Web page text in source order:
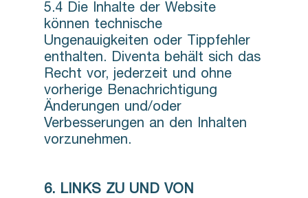
5.4 Die Inhalte der Website
können technische
Ungenauigkeiten oder Tippfehler
enthalten. Diventa behält sich das
Recht vor, jederzeit und ohne
vorherige Benachrichtigung
Änderungen und/oder
Verbesserungen an den Inhalten
vorzunehmen.
6. LINKS ZU UND VON